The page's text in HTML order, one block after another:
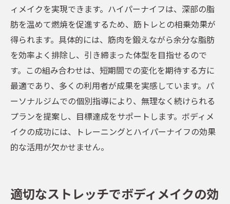
ィメイクを実現できます。ハイパーナイフは、深部の脂
肪を温めて燃焼を促進するため、筋トレとの相乗効果が
得られます。具体的には、筋肉を鍛えながら余分な脂肪
を効率よく排除し、引き締まった体型を目指せるので
す。この組み合わせは、短期間での変化を期待する方に
最適であり、多くの利用者が成果を実感しています。パ
ーソナルジムでの個別指導により、無理なく続けられる
プランを提案し、目標達成をサポートします。ボディメ
イクの成功には、トレーニングとハイパーナイフの効果
的な活用が欠かせません。
適切なストレッチでボディメイクの効